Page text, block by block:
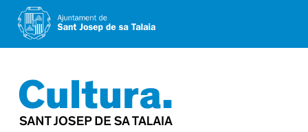
al
contingut